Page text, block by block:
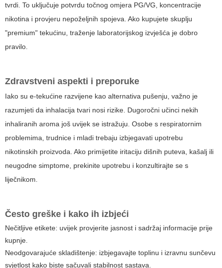
tvrdi. To uključuje potvrdu točnog omjera PG/VG, koncentracije
nikotina i provjeru nepoželjnih spojeva. Ako kupujete skuplju
"premium" tekućinu, traženje laboratorijskog izvješća je dobro
pravilo.
Zdravstveni aspekti i preporuke
Iako su e-tekućine razvijene kao alternativa pušenju, važno je
razumjeti da inhalacija tvari nosi rizike. Dugoročni učinci nekih
inhaliranih aroma još uvijek se istražuju. Osobe s respiratornim
problemima, trudnice i mladi trebaju izbjegavati upotrebu
nikotinskih proizvoda. Ako primijetite iritaciju dišnih puteva, kašalj ili
neugodne simptome, prekinite upotrebu i konzultirajte se s
liječnikom.
Često greške i kako ih izbjeći
Nečitljive etikete: uvijek provjerite jasnost i sadržaj informacije prije
kupnje.
Neodgovarajuće skladištenje: izbjegavajte toplinu i izravnu sunčevu
svjetlost kako biste sačuvali stabilnost sastava.